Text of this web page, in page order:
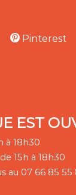
Pinterest
EST
à 18h30
15h à 18h30
au 07 66 85 55